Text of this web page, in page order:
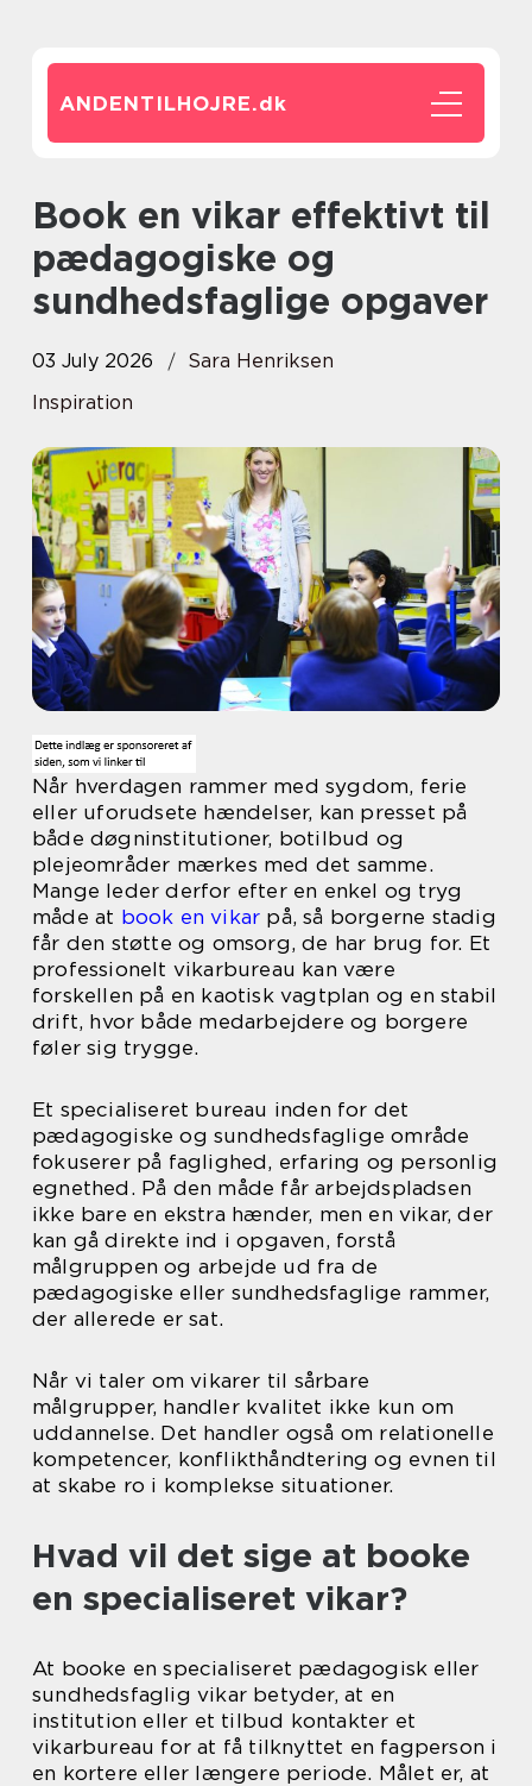
ANDENTILHOJRE.dk
Book en vikar effektivt til
pædagogiske og
sundhedsfaglige opgaver
03 July 2026
Sara Henriksen
Inspiration
Når hverdagen rammer med sygdom, ferie
eller uforudsete hændelser, kan presset på
både døgninstitutioner, botilbud og
plejeområder mærkes med det samme.
Mange leder derfor efter en enkel og tryg
måde at book en vikar på, så borgerne stadig
får den støtte og omsorg, de har brug for. Et
professionelt vikarbureau kan være
forskellen på en kaotisk vagtplan og en stabil
drift, hvor både medarbejdere og borgere
føler sig trygge.
Et specialiseret bureau inden for det
pædagogiske og sundhedsfaglige område
fokuserer på faglighed, erfaring og personlig
egnethed. På den måde får arbejdspladsen
ikke bare en ekstra hænder, men en vikar, der
kan gå direkte ind i opgaven, forstå
målgruppen og arbejde ud fra de
pædagogiske eller sundhedsfaglige rammer,
der allerede er sat.
Når vi taler om vikarer til sårbare
målgrupper, handler kvalitet ikke kun om
uddannelse. Det handler også om relationelle
kompetencer, konflikthåndtering og evnen til
at skabe ro i komplekse situationer.
Hvad vil det sige at booke
en specialiseret vikar?
At booke en specialiseret pædagogisk eller
sundhedsfaglig vikar betyder, at en
institution eller et tilbud kontakter et
vikarbureau for at få tilknyttet en fagperson i
en kortere eller længere periode. Målet er, at